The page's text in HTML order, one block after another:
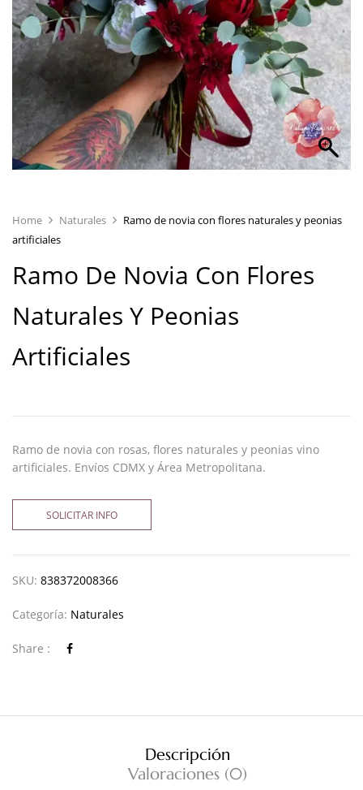
Home Naturales
Ramo de novia con flores naturales y peonias
artificiales
Ramo De Novia Con Flores
Naturales Y Peonias
Artificiales
Ramo de novia con rosas, flores naturales y peonias vino
artificiales. Envíos CDMX y Área Metropolitana.
SOLICITAR INFO
SKU: 838372008366
Categoría: Naturales
Share :
Descripción
Valoraciones (0)